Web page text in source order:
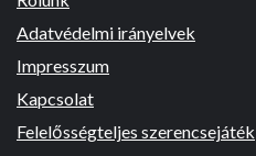
Adatvédelmi irányelvek
Impresszum
Kapcsolat
Felelősségteljes szerencsejáték